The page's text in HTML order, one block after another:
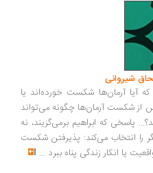
شکست خورده‌اند یا
آرمان‌ها چگونه می‌تواند
که ابراهیم برمی‌گزیند، نه
می‌کند: پذیرفتن شکست
زندگی پناه ببرد...